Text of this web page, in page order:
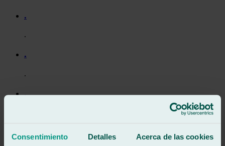
Consentimiento Detalles Acerca de las cookies
.
.
.
.
.